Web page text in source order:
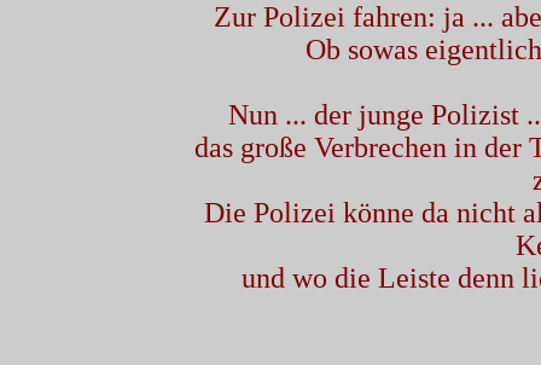
Zur Polizei fahren: ja ...
Ob sowas
Nun ... der junge Polizist
das große Verbrechen in der
Die Polizei könne da nicht
und wo die Leiste denn